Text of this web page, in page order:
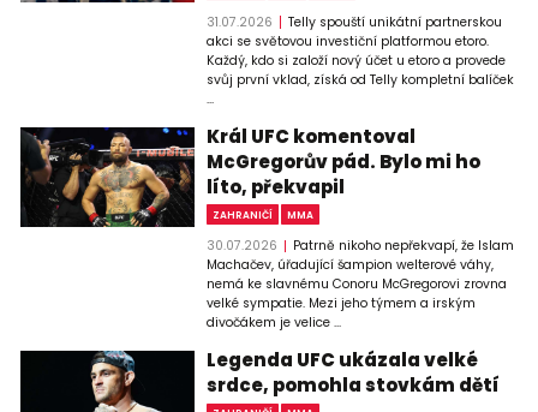
31.07.2026
Telly spouští unikátní partnerskou
akci se světovou investiční platformou etoro.
Každý, kdo si založí nový účet u etoro a provede
svůj první vklad, získá od Telly kompletní balíček
...
Král UFC komentoval
McGregorův pád. Bylo mi ho
líto, překvapil
ZAHRANIČÍ MMA
30.07.2026
Patrně nikoho nepřekvapí, že Islam
Machačev, úřadující šampion welterové váhy,
nemá ke slavnému Conoru McGregorovi zrovna
velké sympatie. Mezi jeho týmem a irským
divočákem je velice ...
Legenda UFC ukázala velké
srdce, pomohla stovkám dětí